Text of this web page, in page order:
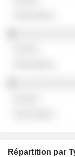
Répartition par